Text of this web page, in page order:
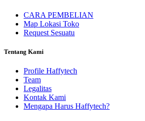
CARA PEMBELIAN
Map Lokasi Toko
Request Sesuatu
Tentang Kami
Profile Haffytech
Team
Legalitas
Kontak Kami
Mengapa Harus Haffytech?